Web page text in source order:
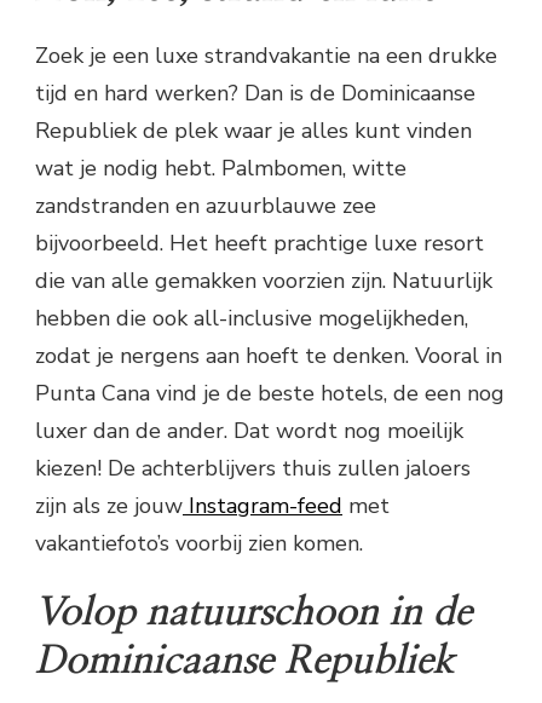
Zoek je een luxe strandvakantie na een drukke
tijd en hard werken? Dan is de Dominicaanse
Republiek de plek waar je alles kunt vinden
wat je nodig hebt. Palmbomen, witte
zandstranden en azuurblauwe zee
bijvoorbeeld. Het heeft prachtige luxe resort
die van alle gemakken voorzien zijn. Natuurlijk
hebben die ook all-inclusive mogelijkheden,
zodat je nergens aan hoeft te denken. Vooral in
Punta Cana vind je de beste hotels, de een nog
luxer dan de ander. Dat wordt nog moeilijk
kiezen! De achterblijvers thuis zullen jaloers
zijn als ze jouw Instagram-feed met
vakantiefoto’s voorbij zien komen.
Volop natuurschoon in de
Dominicaanse Republiek